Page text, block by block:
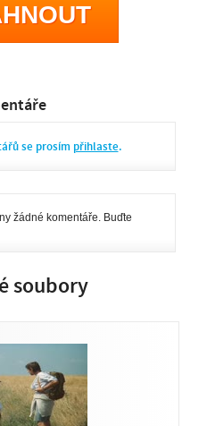
se prosím přihlaste.
žádné komentáře. Buďte
soubory